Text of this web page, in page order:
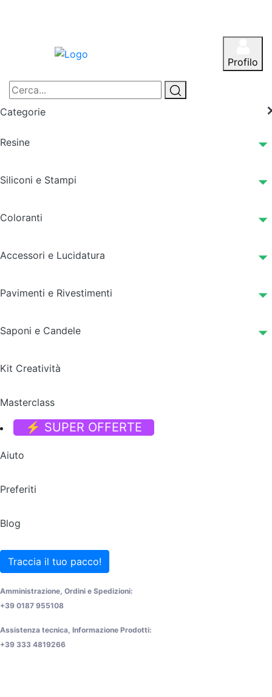
Profilo
Categorie
Resine
Siliconi e Stampi
Coloranti
Accessori e Lucidatura
Pavimenti e Rivestimenti
Saponi e Candele
Kit Creatività
Masterclass
⚡ SUPER OFFERTE
Aiuto
Preferiti
Blog
Traccia il tuo pacco!
Amministrazione, Ordini e Spedizioni:
+39 0187 955108
Assistenza tecnica, Informazione Prodotti:
+39 333 4819266